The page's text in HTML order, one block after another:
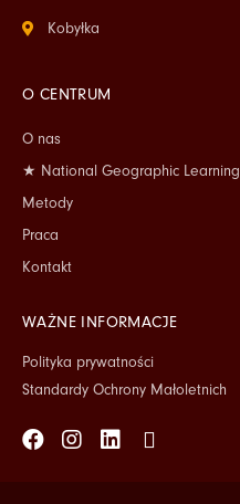
Kobyłka
O CENTRUM
O nas
★ National Geographic Learning
Metody
Praca
Kontakt
WAŻNE INFORMACJE
Polityka prywatności
Standardy Ochrony Małoletnich
Facebook
Instagram
Linkedin
Tiktok